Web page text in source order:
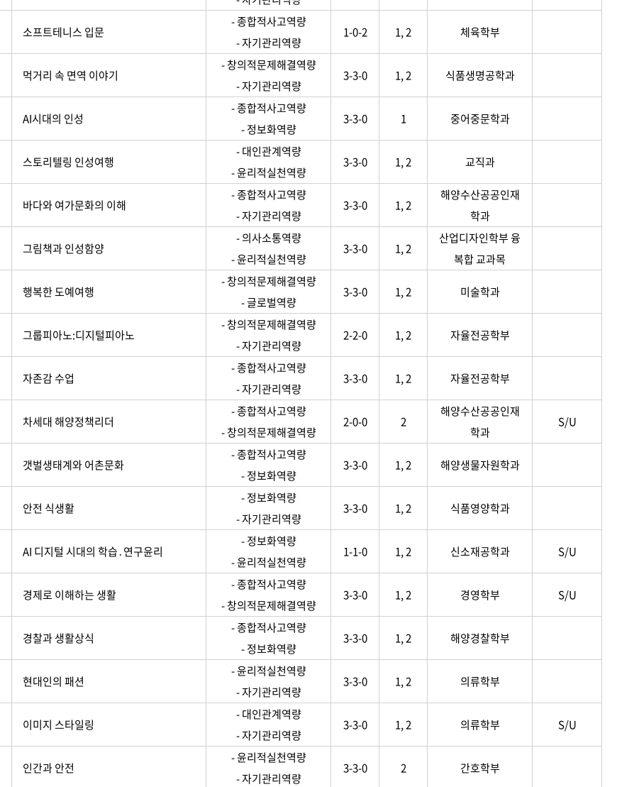
소프트테니스 입문
- 종합적사고역량
- 자기관리역량
1-0-2 1, 2 체육학부
먹거리 속 면역 이야기
- 창의적문제해결역량
- 자기관리역량
3-3-0 1, 2 식품생명공학과
AI시대의 인성
- 종합적사고역량
- 정보화역량
3-3-0 1 중어중문학과
스토리텔링 인성여행
- 대인관계역량
- 윤리적실천역량
3-3-0 1, 2 교직과
바다와 여가문화의 이해
- 종합적사고역량
- 자기관리역량
3-3-0 1, 2
해양수산공공인재
학과
그림책과 인성함양
- 의사소통역량
- 윤리적실천역량
3-3-0 1, 2
산업디자인학부 융
복합 교과목
행복한 도예여행
- 창의적문제해결역량
- 글로벌역량
3-3-0 1, 2 미술학과
그룹피아노:디지털피아노
- 창의적문제해결역량
- 자기관리역량
2-2-0 1, 2 자율전공학부
자존감 수업
- 종합적사고역량
- 자기관리역량
3-3-0 1, 2 자율전공학부
차세대 해양정책리더
- 종합적사고역량
- 창의적문제해결역량
2-0-0 2
해양수산공공인재
학과
S/U
갯벌생태계와 어촌문화
- 종합적사고역량
- 정보화역량
3-3-0 1, 2 해양생물자원학과
안전 식생활
- 정보화역량
- 자기관리역량
3-3-0 1, 2 식품영양학과
AI 디지털 시대의 학습․연구윤리
- 정보화역량
- 윤리적실천역량
1-1-0 1, 2 신소재공학과 S/U
경제로 이해하는 생활
- 종합적사고역량
- 창의적문제해결역량
3-3-0 1, 2 경영학부 S/U
경찰과 생활상식
- 종합적사고역량
- 정보화역량
3-3-0 1, 2 해양경찰학부
현대인의 패션
- 윤리적실천역량
- 자기관리역량
3-3-0 1, 2 의류학부
이미지 스타일링
- 대인관계역량
- 자기관리역량
3-3-0 1, 2 의류학부 S/U
인간과 안전
- 윤리적실천역량
- 자기관리역량
3-3-0 2 간호학부